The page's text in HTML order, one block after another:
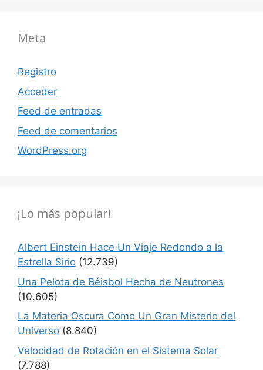
Meta
Registro
Acceder
Feed de entradas
Feed de comentarios
WordPress.org
¡Lo más popular!
Albert Einstein Hace Un Viaje Redondo a la
Estrella Sirio (12.739)
Una Pelota de Béisbol Hecha de Neutrones
(10.605)
La Materia Oscura Como Un Gran Misterio del
Universo (8.840)
Velocidad de Rotación en el Sistema Solar
(7.788)